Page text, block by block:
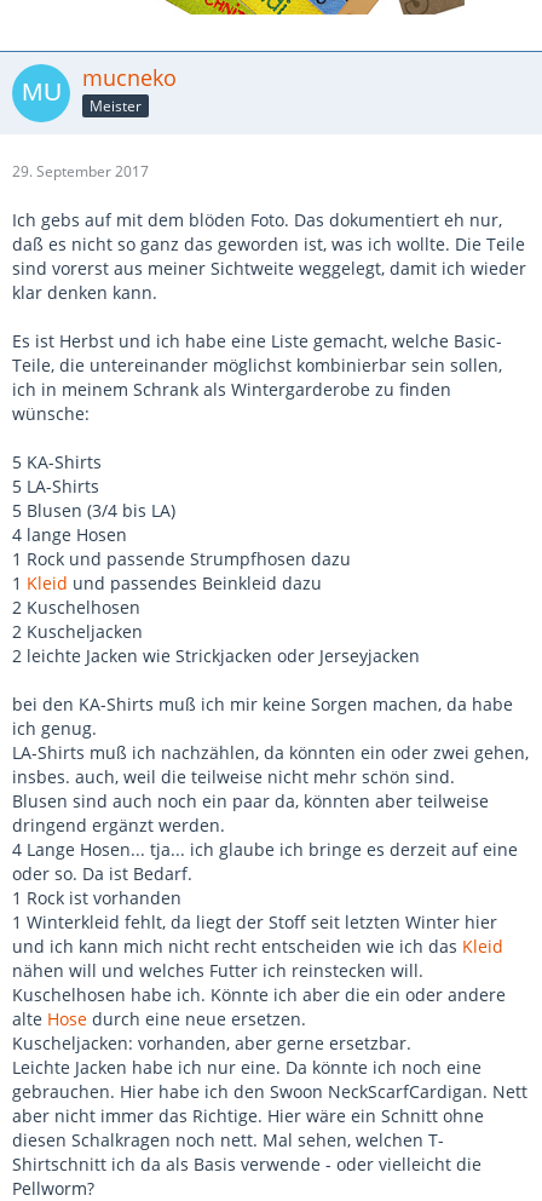
mucneko
Meister
29. September 2017
Ich gebs auf mit dem blöden Foto. Das dokumentiert eh nur,
daß es nicht so ganz das geworden ist, was ich wollte. Die Teile
sind vorerst aus meiner Sichtweite weggelegt, damit ich wieder
klar denken kann.
Es ist Herbst und ich habe eine Liste gemacht, welche Basic-
Teile, die untereinander möglichst kombinierbar sein sollen,
ich in meinem Schrank als Wintergarderobe zu finden
wünsche:
5 KA-Shirts
5 LA-Shirts
5 Blusen (3/4 bis LA)
4 lange Hosen
1 Rock und passende Strumpfhosen dazu
1 Kleid und passendes Beinkleid dazu
2 Kuschelhosen
2 Kuscheljacken
2 leichte Jacken wie Strickjacken oder Jerseyjacken
bei den KA-Shirts muß ich mir keine Sorgen machen, da habe
ich genug.
LA-Shirts muß ich nachzählen, da könnten ein oder zwei gehen,
insbes. auch, weil die teilweise nicht mehr schön sind.
Blusen sind auch noch ein paar da, könnten aber teilweise
dringend ergänzt werden.
4 Lange Hosen... tja... ich glaube ich bringe es derzeit auf eine
oder so. Da ist Bedarf.
1 Rock ist vorhanden
1 Winterkleid fehlt, da liegt der Stoff seit letzten Winter hier
und ich kann mich nicht recht entscheiden wie ich das Kleid
nähen will und welches Futter ich reinstecken will.
Kuschelhosen habe ich. Könnte ich aber die ein oder andere
alte Hose durch eine neue ersetzen.
Kuscheljacken: vorhanden, aber gerne ersetzbar.
Leichte Jacken habe ich nur eine. Da könnte ich noch eine
gebrauchen. Hier habe ich den Swoon NeckScarfCardigan. Nett
aber nicht immer das Richtige. Hier wäre ein Schnitt ohne
diesen Schalkragen noch nett. Mal sehen, welchen T-
Shirtschnitt ich da als Basis verwende - oder vielleicht die
Pellworm?